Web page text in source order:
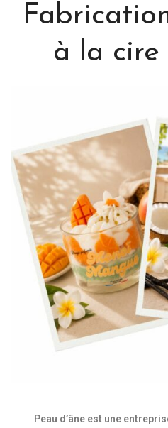
à la cire
Peau d’âne est une